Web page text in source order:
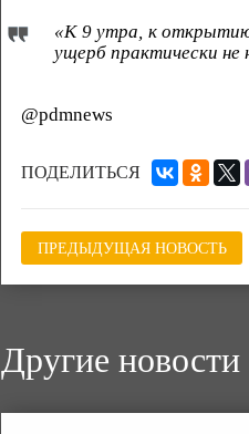
«К 9 утра, к
ущерб практически не
@pdmnews
ПОДЕЛИТЬСЯ
ПРЕДЫДУЩАЯ НОВОСТЬ
Другие новости